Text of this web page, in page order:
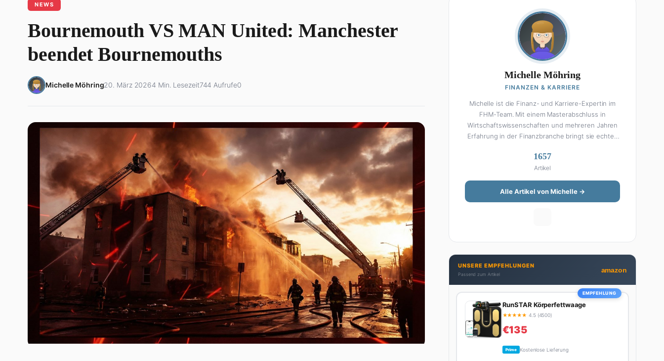
NEWS
Bournemouth VS MAN United: Manchester
beendet Bournemouths
Michelle Möhring20. März 20264 Min. Lesezeit744 Aufrufe0
Michelle Möhring
FINANZEN & KARRIERE
Michelle ist die Finanz- und Karriere-Expertin im
FHM-Team. Mit einem Masterabschluss in
Wirtschaftswissenschaften und mehreren Jahren
Erfahrung in der Finanzbranche bringt sie echtes
Bei Michelle klingt Altersvorsorge nicht wie eine
Steuererklärung. Ihre Stärke liegt darin, komplexe
Finanzthemen so aufzubereiten, dass sie jeder
versteht – ohne Fachchinesisch, dafür mit
konkreten Tipps zum Umsetzen. Von ETF-
man Job und Privatleben unter einen Hut
bekommt. Privat ist sie bekennende Kaffee-
Süchtige (3+ Tassen am Tag, Minimum), Podcast-
Hörerin und verbringt ihre Wochenenden am
liebsten in der Natur oder auf dem nächsten
Flohmarkt.
1657
Artikel
Alle Artikel von Michelle →
UNSERE EMPFEHLUNGEN
Passend zum Artikel
amazon
EMPFEHLUNG
RunSTAR Körperfettwaage
★★★★★ 4.5 (4500)
€135
Prime Kostenlose Lieferung